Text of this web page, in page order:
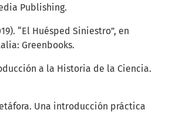
Publishing.
“El Huésped Siniestro”, en
Greenbooks.
a la Historia de la Ciencia.
Una introducción práctica